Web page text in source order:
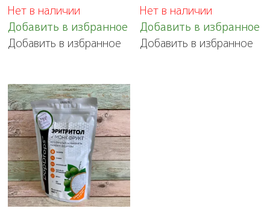
имеет
несколько
вариаций.
выбрать
на
странице
товара.
Нет в наличии
Добавить в избранное
Добавить в избранное
Нет в наличии
Добавить в избранное
Добавить в избранное